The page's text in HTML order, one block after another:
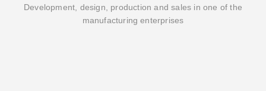
Development, design, production and sales in one of the
manufacturing enterprises